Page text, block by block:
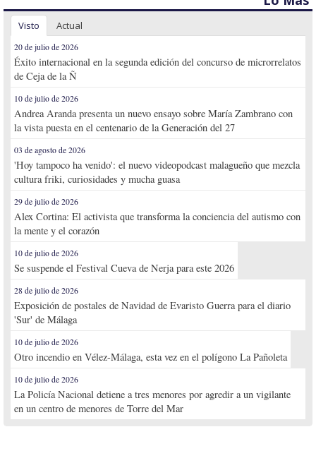
Visto Actual
20 de julio de 2026
Éxito internacional en la segunda edición del concurso de microrrelatos
de Ceja de la Ñ
10 de julio de 2026
Andrea Aranda presenta un nuevo ensayo sobre María Zambrano con
la vista puesta en el centenario de la Generación del 27
03 de agosto de 2026
'Hoy tampoco ha venido': el nuevo videopodcast malagueño que mezcla
cultura friki, curiosidades y mucha guasa
29 de julio de 2026
Alex Cortina: El activista que transforma la conciencia del autismo con
la mente y el corazón
10 de julio de 2026
Se suspende el Festival Cueva de Nerja para este 2026
28 de julio de 2026
Exposición de postales de Navidad de Evaristo Guerra para el diario
'Sur' de Málaga
10 de julio de 2026
Otro incendio en Vélez-Málaga, esta vez en el polígono La Pañoleta
10 de julio de 2026
La Policía Nacional detiene a tres menores por agredir a un vigilante
en un centro de menores de Torre del Mar